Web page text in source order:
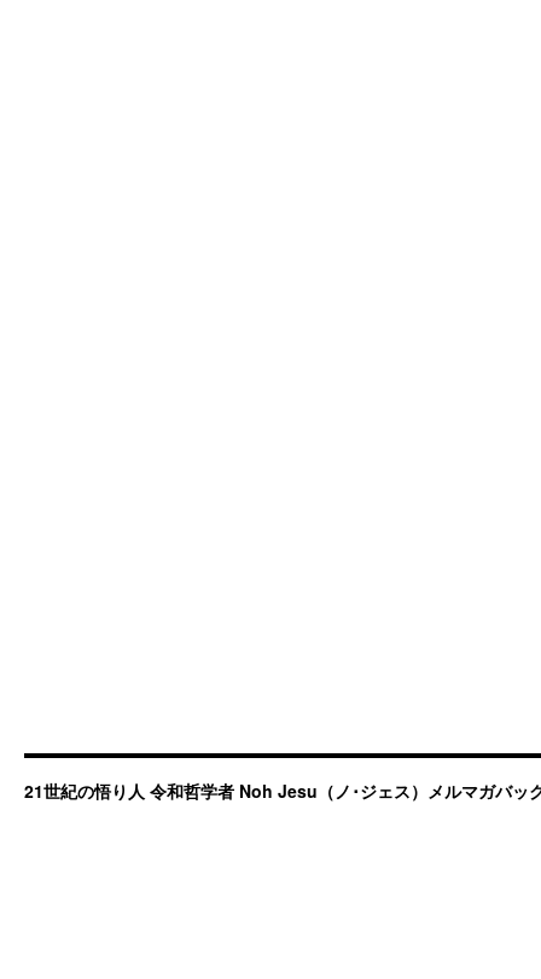
21世紀の悟り人 令和哲学者 Noh Jesu（ノ･ジェス）メルマガバッ